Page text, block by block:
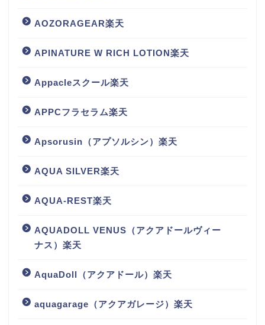
AOZORAGEAR楽天
APINATURE W RICH LOTION楽天
Appacleスクール楽天
APPCフラセラム楽天
Apsorusin（アプソルシン）楽天
AQUA SILVER楽天
AQUA-REST楽天
AQUADOLL VENUS（アクアドールヴィー
ナス）楽天
AquaDoll（アクアドール）楽天
aquagarage（アクアガレージ）楽天